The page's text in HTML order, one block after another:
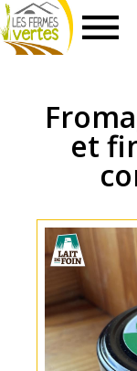
Fermes
et